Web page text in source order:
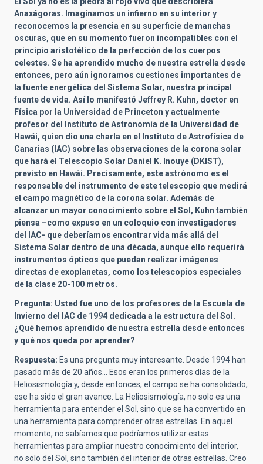
Anaxágoras. Imaginamos un infierno en su interior y
reconocemos la presencia en su superficie de manchas
oscuras, que en su momento fueron incompatibles con el
principio aristotélico de la perfección de los cuerpos
celestes. Se ha aprendido mucho de nuestra estrella desde
entonces, pero aún ignoramos cuestiones importantes de
la fuente energética del Sistema Solar, nuestra principal
fuente de vida. Así lo manifestó Jeffrey R. Kuhn, doctor en
Física por la Universidad de Princeton y actualmente
profesor del Instituto de Astronomía de la Universidad de
Hawái, quien dio una charla en el Instituto de Astrofísica de
Canarias (IAC) sobre las observaciones de la corona solar
que hará el Telescopio Solar Daniel K. Inouye (DKIST),
previsto en Hawái. Precisamente, este astrónomo es el
responsable del instrumento de este telescopio que medirá
el campo magnético de la corona solar. Además de
alcanzar un mayor conocimiento sobre el Sol, Kuhn también
piensa –como expuso en un coloquio con investigadores
del IAC- que deberíamos encontrar vida más allá del
Sistema Solar dentro de una década, aunque ello requerirá
instrumentos ópticos que puedan realizar imágenes
directas de exoplanetas, como los telescopios especiales
de la clase 20-100 metros.
Pregunta: Usted fue uno de los profesores de la Escuela de
Invierno del IAC de 1994 dedicada a la estructura del Sol.
¿Qué hemos aprendido de nuestra estrella desde entonces
y qué nos queda por aprender?
Respuesta: Es una pregunta muy interesante. Desde 1994 han
pasado más de 20 años... Esos eran los primeros días de la
Heliosismología y, desde entonces, el campo se haconsolidado,
ese ha sido el gran avance. La Heliosismología, no solo es una
herramienta para entender el Sol, sino que se ha convertido en
una herramienta para comprender otras estrellas. En aquel
momento, no sabíamos que podríamos utilizar estas
herramientas para ampliar nuestro conocimiento del interior,
no solo del Sol, sino también del interior de otras estrellas. Creo